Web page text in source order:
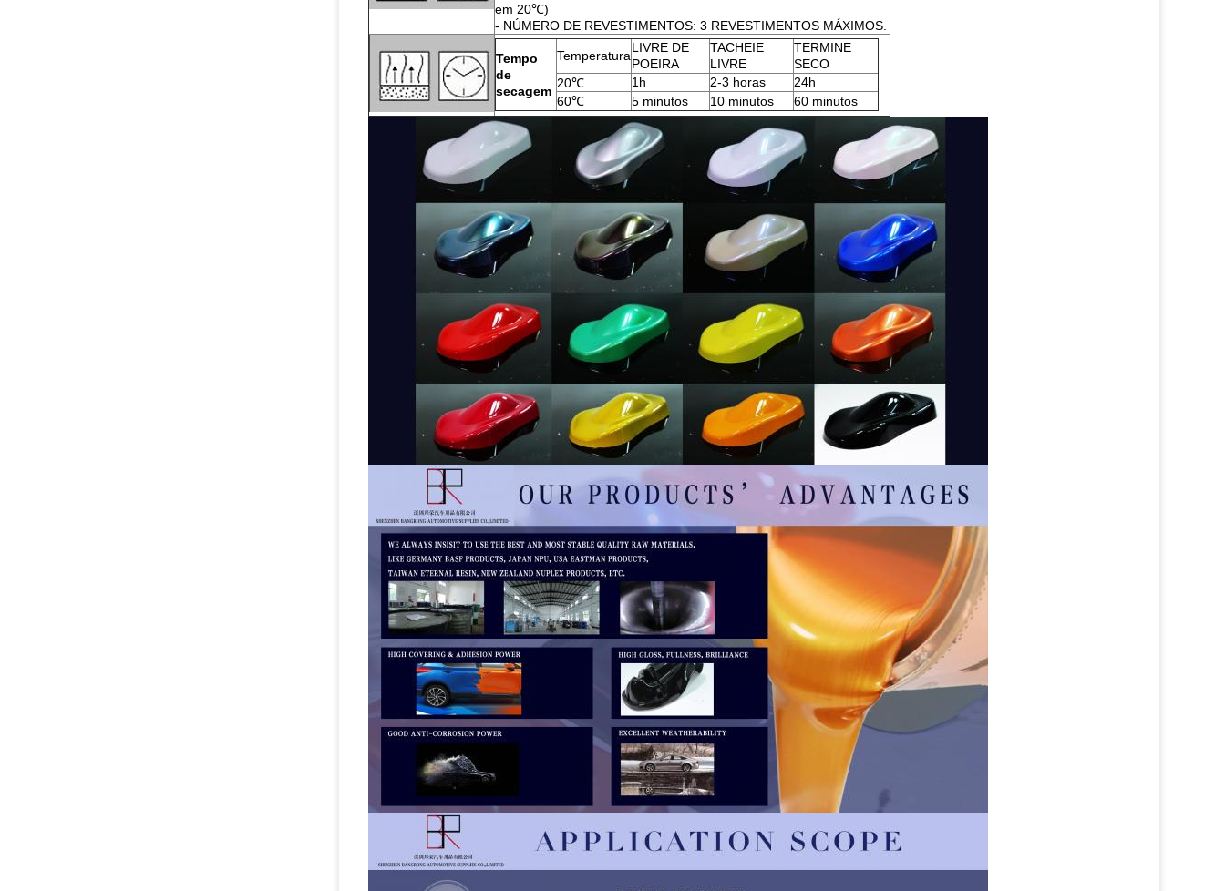
em 20℃)
- NÚMERO DE REVESTIMENTOS: 3 REVESTIMENTOS MÁXIMOS.
Tempo
de
secagem
Temperatura
LIVRE DE
POEIRA
TACHEIE
LIVRE
TERMINE
SECO
20℃
1h 2-3 horas
24h
60℃
5 minutos 10 minutos 60 minutos